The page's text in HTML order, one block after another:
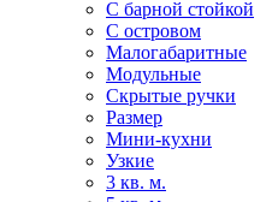
С барной стойкой
С островом
Малогабаритные
Модульные
Скрытые ручки
Размер
Мини-кухни
Узкие
3 кв. м.